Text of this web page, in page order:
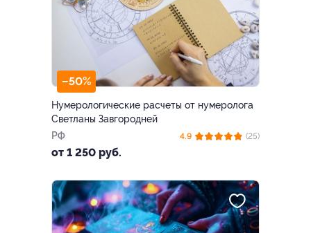
–50%
Нумерологические расчеты от нумеролога
Светланы Завгородней
РФ
от 1 250 руб.
4.9 (25)